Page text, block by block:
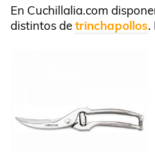
En Cuchillalia.com
distintos detrinchapollos.